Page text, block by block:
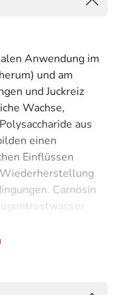
Anwendung im
und am
und Juckreiz
Wachse,
aus
einen
Einflüssen
Carnosin
anhaltend zu
Rötung und